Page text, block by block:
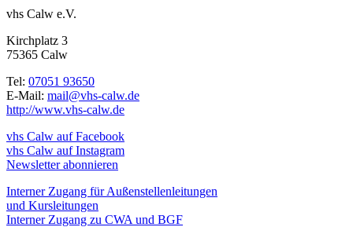
vhs Calw e.V.
Kirchplatz 3
75365 Calw
Tel: 07051 93650
E-Mail: mail@vhs-calw.de
http://www.vhs-calw.de
vhs Calw auf Facebook
vhs Calw auf Instagram
Newsletter abonnieren
Interner Zugang für Außenstellenleitungen
und Kursleitungen
Interner Zugang zu CWA und BGF